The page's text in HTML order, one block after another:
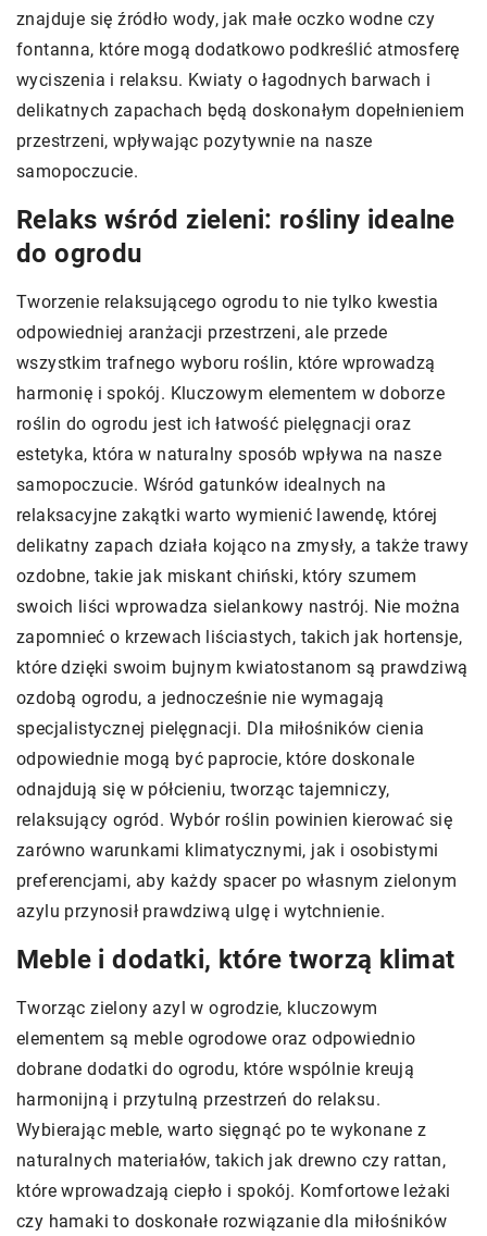
znajduje się źródło wody, jak małe oczko wodne czy
fontanna, które mogą dodatkowo podkreślić atmosferę
wyciszenia i relaksu. Kwiaty o łagodnych barwach i
delikatnych zapachach będą doskonałym dopełnieniem
przestrzeni, wpływając pozytywnie na nasze
samopoczucie.
Relaks wśród zieleni: rośliny idealne
do ogrodu
Tworzenie relaksującego ogrodu to nie tylko kwestia
odpowiedniej aranżacji przestrzeni, ale przede
wszystkim trafnego wyboru roślin, które wprowadzą
harmonię i spokój. Kluczowym elementem w doborze
roślin do ogrodu jest ich łatwość pielęgnacji oraz
estetyka, która w naturalny sposób wpływa na nasze
samopoczucie. Wśród gatunków idealnych na
relaksacyjne zakątki warto wymienić lawendę, której
delikatny zapach działa kojąco na zmysły, a także trawy
ozdobne, takie jak miskant chiński, który szumem
swoich liści wprowadza sielankowy nastrój. Nie można
zapomnieć o krzewach liściastych, takich jak hortensje,
które dzięki swoim bujnym kwiatostanom są prawdziwą
ozdobą ogrodu, a jednocześnie nie wymagają
specjalistycznej pielęgnacji. Dla miłośników cienia
odpowiednie mogą być paprocie, które doskonale
odnajdują się w półcieniu, tworząc tajemniczy,
relaksujący ogród. Wybór roślin powinien kierować się
zarówno warunkami klimatycznymi, jak i osobistymi
preferencjami, aby każdy spacer po własnym zielonym
azylu przynosił prawdziwą ulgę i wytchnienie.
Meble i dodatki, które tworzą klimat
Tworząc zielony azyl w ogrodzie, kluczowym
elementem są meble ogrodowe oraz odpowiednio
dobrane dodatki do ogrodu, które wspólnie kreują
harmonijną i przytulną przestrzeń do relaksu.
Wybierając meble, warto sięgnąć po te wykonane z
naturalnych materiałów, takich jak drewno czy rattan,
które wprowadzają ciepło i spokój. Komfortowe leżaki
czy hamaki to doskonałe rozwiązanie dla miłośników